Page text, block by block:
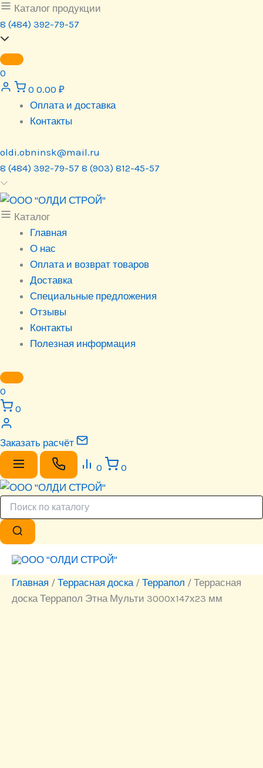
Перейти
к
содержимому
Каталог продукции
8 (484) 392-79-57
0
0 0.00 ₽
Оплата и доставка
Контакты
oldi.obninsk@mail.ru
8 (484) 392-79-57 8 (903) 812-45-57
Каталог
Главная
О нас
Оплата и возврат товаров
Доставка
Специальные предложения
Отзывы
Контакты
Полезная информация
0
0
Заказать расчёт
0 0
Главная / Террасная доска/ Террапол / Террасная
доска Террапол Этна Мульти 3000х147х23 мм